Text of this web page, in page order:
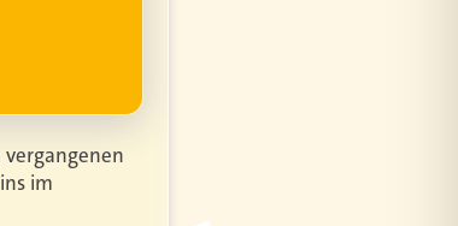
vergangenen
im